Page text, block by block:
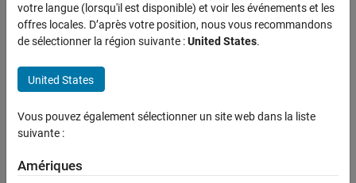
How useful was this information?
votre langue (lorsqu'il est disponible) et voir les événements et les
offres locales. D’après votre position, nous vous recommandons
de sélectionner la région suivante :United States.
United States
Vous pouvez également sélectionner un site web dans la liste
suivante :
Amériques